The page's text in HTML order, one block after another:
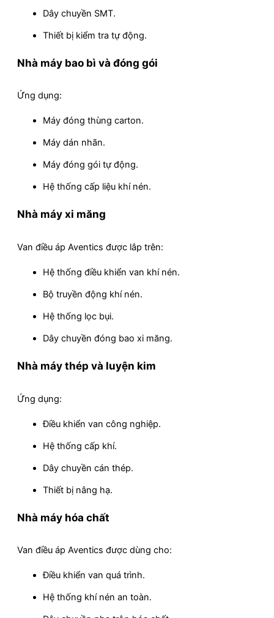
Dây chuyền SMT.
Thiết bị kiểm tra tự động.
Nhà máy bao bì và đóng gói
Ứng dụng:
Máy đóng thùng carton.
Máy dán nhãn.
Máy đóng gói tự động.
Hệ thống cấp liệu khí nén.
Nhà máy xi măng
Van điều áp Aventics được lắp trên:
Hệ thống điều khiển van khí nén.
Bộ truyền động khí nén.
Hệ thống lọc bụi.
Dây chuyền đóng bao xi măng.
Nhà máy thép và luyện kim
Ứng dụng:
Điều khiển van công nghiệp.
Hệ thống cấp khí.
Dây chuyền cán thép.
Thiết bị nâng hạ.
Nhà máy hóa chất
Van điều áp Aventics được dùng cho:
Điều khiển van quá trình.
Hệ thống khí nén an toàn.